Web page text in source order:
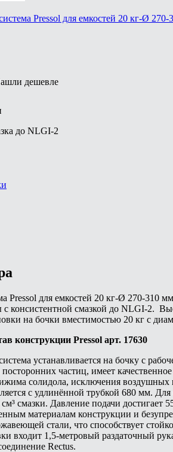
Pressol для емкостей 20 кг-Ø
дешевле
до NLGI-2
Pressol для емкостей 20 кг-Ø 270-
с консистентной смазкой до NLGI-2.
на бочки вместимостью 20 кг с
конструкции Pressol арт. 17630
устанавливается на бочку с
частиц, имеет
солидола, исключения воздушных
с удлинённой трубкой 680 мм.
смазки. Давление подачи достигает
материалам конструкции и
стали, что способствует
входит 1,5-метровый раздаточный
Rectus.